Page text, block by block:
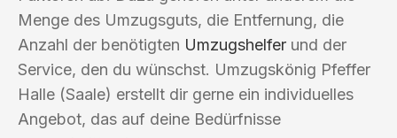
Menge des Umzugsguts, die Entfernung, die
Anzahl der benötigten Umzugshelfer und der
Service, den du wünschst. Umzugskönig Pfeffer
Halle (Saale) erstellt dir gerne ein individuelles
Angebot, das auf deine Bedürfnisse